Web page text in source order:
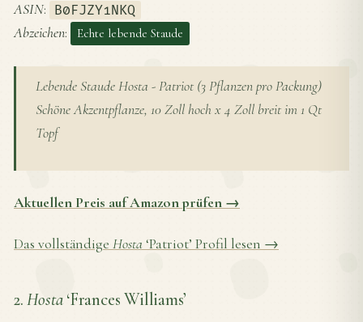
ASIN: B0FJZY1NKQ
Abzeichen: Echte lebende Staude
Lebende Staude Hosta - Patriot (3 Pflanzen pro Packung)
Schöne Akzentpflanze, 10 Zoll hoch x 4 Zoll breit im 1 Qt
Topf
Aktuellen Preis auf Amazon prüfen →
Das vollständige Hosta ‘Patriot’ Profil lesen →
2.Hosta‘Frances Williams’